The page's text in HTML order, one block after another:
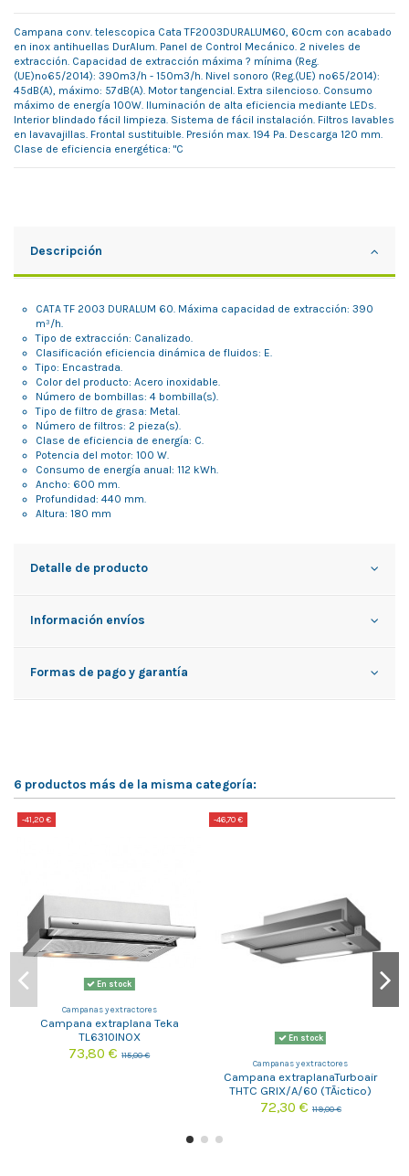
Campana conv. telescopica Cata TF2003DURALUM60, 60cm con acabado
en inox antihuellas DurAlum. Panel de Control Mecánico. 2 niveles de
extracción. Capacidad de extracción máxima ? mínima (Reg.
(UE)nº65/2014): 390m3/h - 150m3/h. Nivel sonoro (Reg.(UE) nº65/2014):
45dB(A), máximo: 57dB(A). Motor tangencial. Extra silencioso. Consumo
máximo de energía 100W. Iluminación de alta eficiencia mediante LEDs.
Interior blindado fácil limpieza. Sistema de fácil instalación. Filtros lavables
en lavavajillas. Frontal sustituible. Presión max. 194 Pa. Descarga 120 mm.
Clase de eficiencia energética: "C
Descripción
CATA TF 2003 DURALUM 60. Máxima capacidad de extracción: 390
m³/h.
Tipo de extracción: Canalizado.
Clasificación eficiencia dinámica de fluidos: E.
Tipo: Encastrada.
Color del producto: Acero inoxidable.
Número de bombillas: 4 bombilla(s).
Tipo de filtro de grasa: Metal.
Número de filtros: 2 pieza(s).
Clase de eficiencia de energía: C.
Potencia del motor: 100 W.
Consumo de energía anual: 112 kWh.
Ancho: 600 mm.
Profundidad: 440 mm.
Altura: 180 mm
Detalle de producto
Información envíos
Formas de pago y garantía
6 productos más de la misma categoría:
-41,20 €
En stock
Campanas y extractores
Campana extraplana Teka
TL6310INOX
73,80 €115,00 €
-46,70 €
En stock
Campanas y extractores
Campana extraplanaTurboair
THTC GRIX/A/60 (TÃ¡ctico)
72,30 € 119,00 €